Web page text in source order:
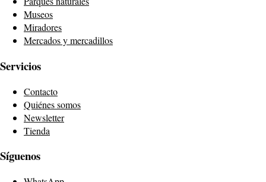
Museos
Miradores
Mercados y mercadillos
Servicios
Contacto
Quiénes somos
Newsletter
Tienda
Síguenos